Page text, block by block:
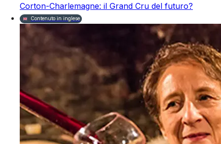
Corton-Charlemagne: il Grand Cru del futuro?
Contenuto in inglese